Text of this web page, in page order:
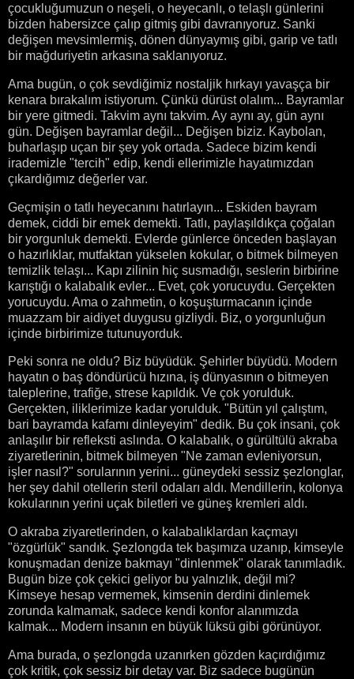
çocukluğumuzun o neşeli, o heyecanlı, o telaşlı günlerini
bizden habersizce çalıp gitmiş gibi davranıyoruz. Sanki
değişen mevsimlermiş, dönen dünyaymış gibi, garip ve tatlı
bir mağduriyetin arkasına saklanıyoruz.
Ama bugün, o çok sevdiğimiz nostaljik hırkayı yavaşça bir
kenara bırakalım istiyorum. Çünkü dürüst olalım... Bayramlar
bir yere gitmedi. Takvim aynı takvim. Ay aynı ay, gün aynı
gün. Değişen bayramlar değil... Değişen biziz. Kaybolan,
buharlaşıp uçan bir şey yok ortada. Sadece bizim kendi
irademizle "tercih" edip, kendi ellerimizle hayatımızdan
çıkardığımız değerler var.
Geçmişin o tatlı heyecanını hatırlayın... Eskiden bayram
demek, ciddi bir emek demekti. Tatlı, paylaşıldıkça çoğalan
bir yorgunluk demekti. Evlerde günlerce önceden başlayan
o hazırlıklar, mutfaktan yükselen kokular, o bitmek bilmeyen
temizlik telaşı... Kapı zilinin hiç susmadığı, seslerin birbirine
karıştığı o kalabalık evler... Evet, çok yorucuydu. Gerçekten
yorucuydu. Ama o zahmetin, o koşuşturmacanın içinde
muazzam bir aidiyet duygusu gizliydi. Biz, o yorgunluğun
içinde birbirimize tutunuyorduk.
Peki sonra ne oldu? Biz büyüdük. Şehirler büyüdü. Modern
hayatın o baş döndürücü hızına, iş dünyasının o bitmeyen
taleplerine, trafiğe, strese kapıldık. Ve çok yorulduk.
Gerçekten, iliklerimize kadar yorulduk. "Bütün yıl çalıştım,
bari bayramda kafamı dinleyeyim" dedik. Bu çok insani, çok
anlaşılır bir refleksti aslında. O kalabalık, o gürültülü akraba
ziyaretlerinin, bitmek bilmeyen "Ne zaman evleniyorsun,
işler nasıl?" sorularının yerini... güneydeki sessiz şezlonglar,
her şey dahil otellerin steril odaları aldı. Mendillerin, kolonya
kokularının yerini uçak biletleri ve güneş kremleri aldı.
O akraba ziyaretlerinden, o kalabalıklardan kaçmayı
"özgürlük" sandık. Şezlongda tek başımıza uzanıp, kimseyle
konuşmadan denize bakmayı "dinlenmek" olarak tanımladık.
Bugün bize çok çekici geliyor bu yalnızlık, değil mi?
Kimseye hesap vermemek, kimsenin derdini dinlemek
zorunda kalmamak, sadece kendi konfor alanımızda
kalmak... Modern insanın en büyük lüksü gibi görünüyor.
Ama burada, o şezlongda uzanırken gözden kaçırdığımız
çok kritik, çok sessiz bir detay var. Biz sadece bugünün